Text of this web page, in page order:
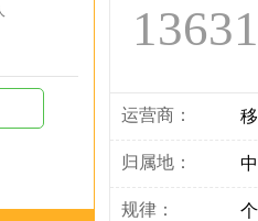
运营商：
归属地：
规律：